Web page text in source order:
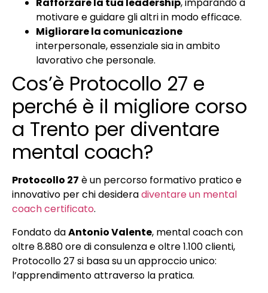
Rafforzare la tua leadership, imparando a
motivare e guidare gli altri in modo efficace.
Migliorare la comunicazione
interpersonale, essenziale sia in ambito
lavorativo che personale.
Cos’è Protocollo 27 e
perché è il migliore corso
a Trento per diventare
mental coach?
Protocollo 27 è un percorso formativo pratico e
innovativo per chi desideradiventare un mental
coach certificato.
Fondato daAntonio Valente, mental coach con
oltre 8.880 ore di consulenza e oltre 1.100 clienti,
Protocollo 27 si basa su un approccio unico:
l’apprendimento attraverso la pratica.